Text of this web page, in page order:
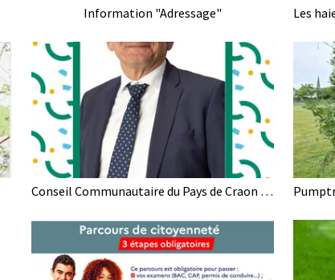
Information "Adressage"
Conseil Communautaire du Pays de Craon 2026 - 2032